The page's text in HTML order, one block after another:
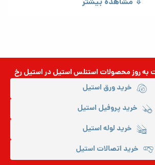
می‌پردازیم.
روزمحصولات استنلس استیلدر استیل رخ
خرید ورق استیل
خرید پروفیل استیل
خرید لوله استیل
خرید اتصالات استیل